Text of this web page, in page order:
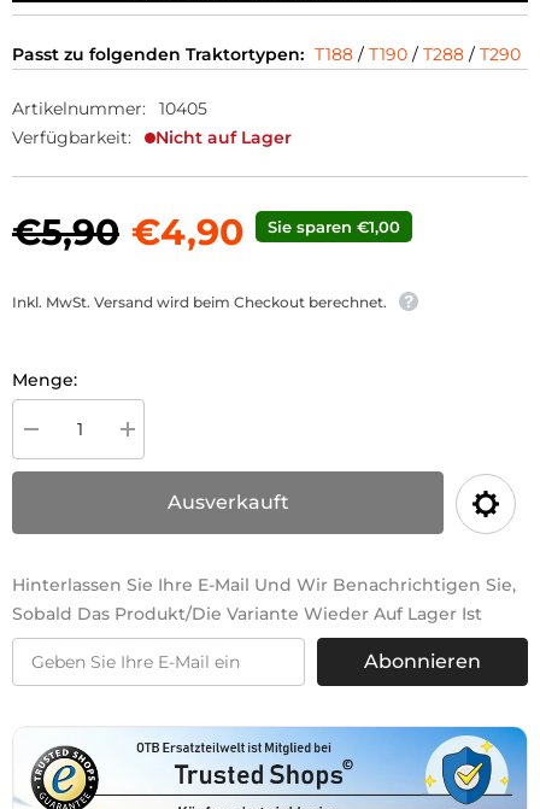
Passt zu folgenden Traktortypen: T188 / T190 / T288 / T290
Artikelnummer:
10405
Verfügbarkeit:
Nicht auf Lager
€5,90 €4,90 Sie sparen €1,00
Inkl. MwSt. Versand wird beim Checkout berechnet.
Menge:
für
Filtersatz
Menge
für
Filtersatz
VorreinigerAusverkauft
Hinterlassen Sie Ihre E-Mail Und Wir Benachrichtigen Sie,
Sobald Das Produkt/die Variante Wieder Auf Lager Ist
Abonnieren